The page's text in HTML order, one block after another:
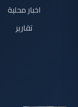
اخبار محلية
تقارير